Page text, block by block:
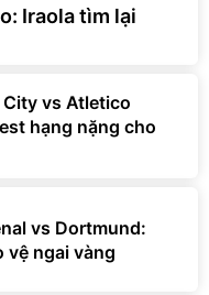
Iraola tìm lại
vs Atletico
hạng nặng cho
vs Dortmund:
vệ ngai vàng